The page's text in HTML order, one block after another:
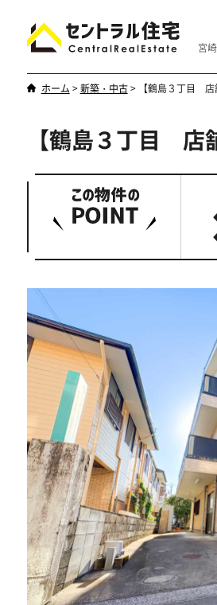
宮
やはり一戸建てが一番
ホーム >新築・中古> 【鶴島３丁目
【鶴島３丁目